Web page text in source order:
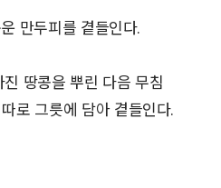
만두피를 곁들인다.
진 땅콩을 뿌린 다음 무침
로 그릇에 담아 곁들인다.